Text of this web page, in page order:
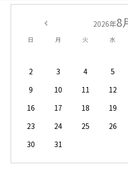
2026年8
日 月 火 水
2
3 4 5
9
10 11 12
16
17 18 19
23
24 25 26
30
31